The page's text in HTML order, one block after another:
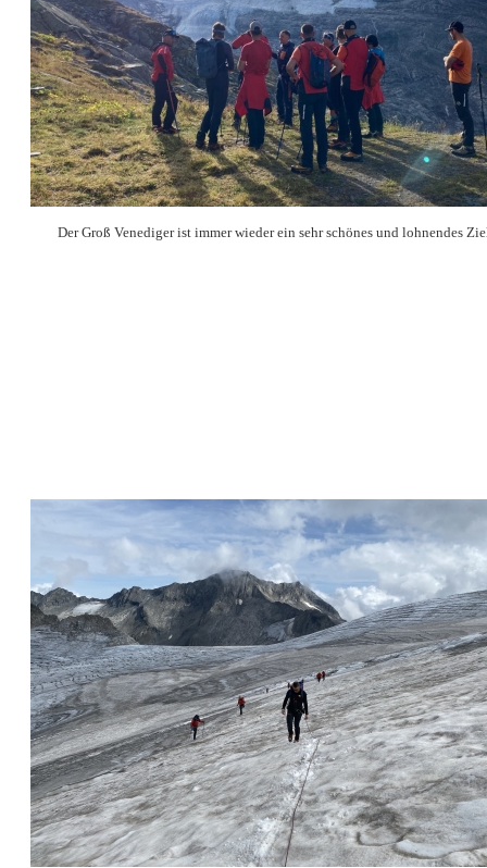
Der Groß Venediger ist immer wieder ein sehr schönes und lohnendes